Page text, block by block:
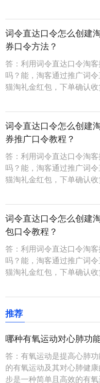
的佣金。而词令直达口令
淘客长期沉淀客户资源实
词令直达口令推广更灵活
束后，在词令直达口令不
词令直达口令怎么创建
券口令方法？
答：利用词令直达口令淘
吗？能，淘客通过推广词
猫淘礼金红包，下单确认
的佣金。而词令直达口令
淘客长期沉淀客户资源实
词令直达口令推广更灵活
束后，在词令直达口令不
词令直达口令怎么创建
券推广口令教程？
答：利用词令直达口令淘
吗？能，淘客通过推广词
猫淘礼金红包，下单确认
的佣金。而词令直达口令
淘客长期沉淀客户资源实
词令直达口令推广更灵活
束后，在词令直达口令不
词令直达口令怎么创建
包口令教程？
答：利用词令直达口令淘
吗？能，淘客通过推广词
猫淘礼金红包，下单确认
的佣金。而词令直达口令
淘客长期沉淀客户资源实
词令直达口令推广更灵活
束后，在词令直达口令不
推荐
哪种有氧运动对心肺功
答：有氧运动是提高心肺
的有氧运动及其对心肺健
步是一种简单且高效的有